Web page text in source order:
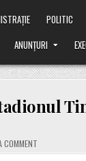
POLITIC
ANUNȚURI
COMMENTON
ACUM.